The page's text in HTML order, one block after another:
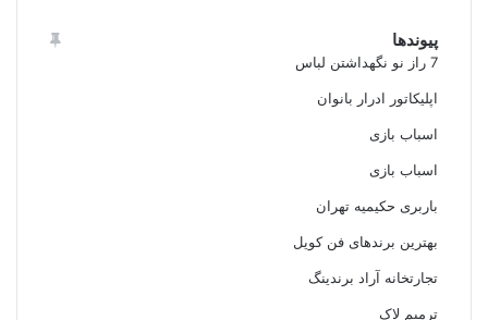
پیوندها
7 راز نو نگهداشتن لباس
اپلیکاتور ادرار بانوان
اسباب بازی
اسباب بازی
باربری حکیمیه تهران
بهترین برندهای فن کویل
تجارتخانه آراد برندینگ
ترمیم لاک